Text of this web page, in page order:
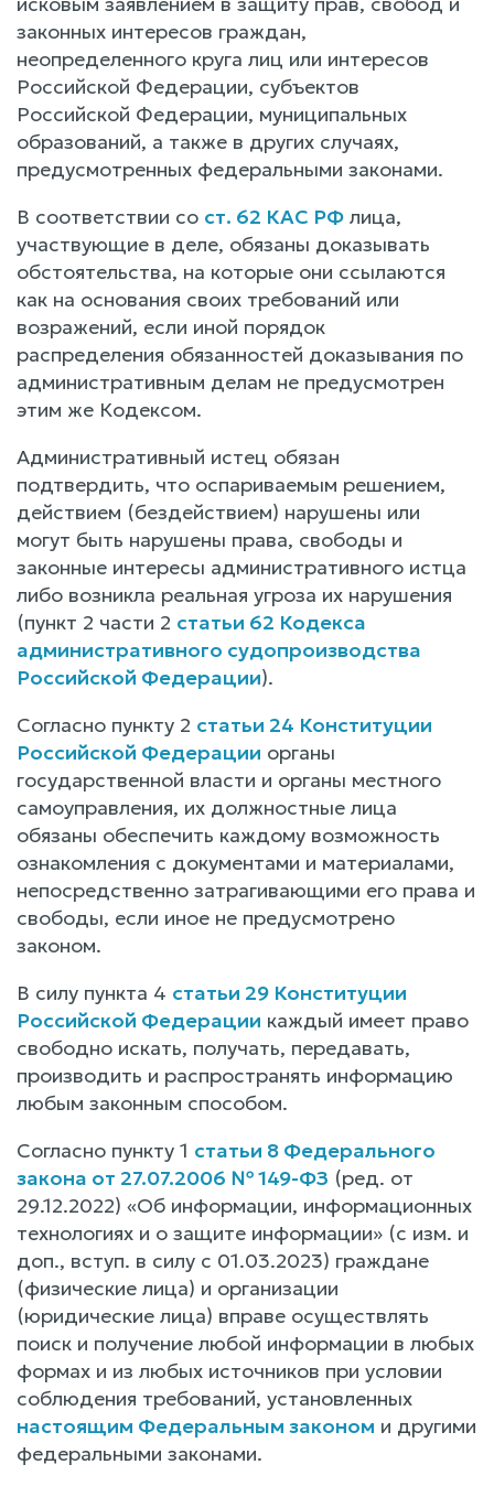
законных интересов граждан,
неопределенного круга лиц или интересов
Российской Федерации, субъектов
Российской Федерации, муниципальных
образований, а также в других случаях,
предусмотренных федеральными законами.
В соответствии со ст. 62 КАС РФ лица,
участвующие в деле, обязаны доказывать
обстоятельства, на которые они ссылаются
как на основания своих требований или
возражений, если иной порядок
распределения обязанностей доказывания по
административным делам не предусмотрен
этим же Кодексом.
Административный истец обязан
подтвердить, что оспариваемым решением,
действием (бездействием) нарушены или
могут быть нарушены права, свободы и
законные интересы административного истца
либо возникла реальная угроза их нарушения
(пункт 2 части 2 статьи 62 Кодекса
административного судопроизводства
Российской Федерации).
Согласно пункту 2 статьи 24 Конституции
Российской Федерации органы
государственной власти и органы местного
самоуправления, их должностные лица
обязаны обеспечить каждому возможность
ознакомления с документами и материалами,
непосредственно затрагивающими его права и
свободы, если иное не предусмотрено
законом.
В силу пункта 4 статьи 29 Конституции
Российской Федерации каждый имеет право
свободно искать, получать, передавать,
производить и распространять информацию
любым законным способом.
Согласно пункту 1 статьи 8 Федерального
закона от 27.07.2006 № 149-ФЗ (ред. от
29.12.2022) «Об информации, информационных
технологиях и о защите информации» (с изм. и
доп., вступ. в силу с 01.03.2023) граждане
(физические лица) и организации
(юридические лица) вправе осуществлять
поиск и получение любой информации в любых
формах и из любых источников при условии
соблюдения требований, установленных
настоящим Федеральным законом и другими
федеральными законами.